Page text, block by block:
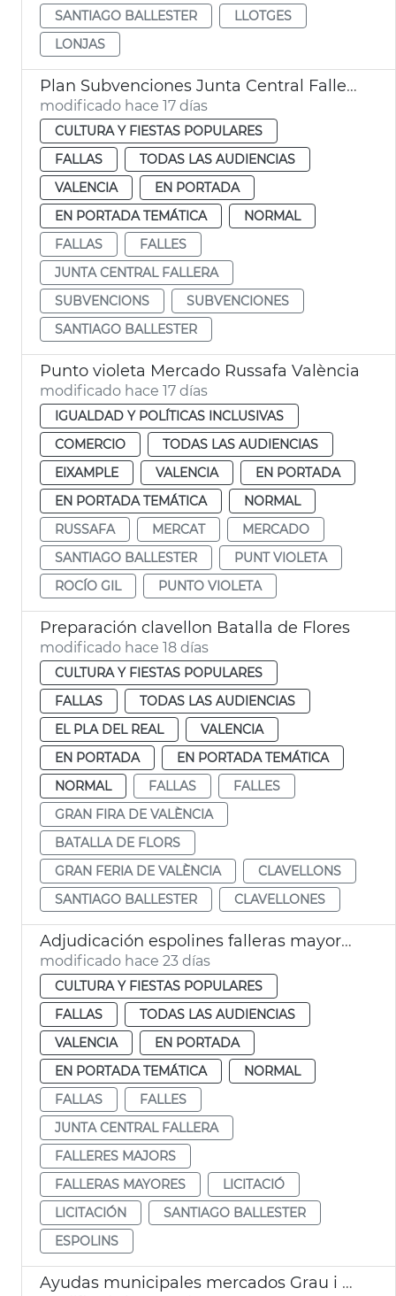
SANTIAGO BALLESTER
LLOTGES
LONJAS
Plan Subvenciones Junta Central Fallera València
modificado hace 17 días
CULTURA Y FIESTAS POPULARES
FALLAS
TODAS LAS AUDIENCIAS
VALENCIA
EN PORTADA
EN PORTADA TEMÁTICA
NORMAL
FALLAS
FALLES
JUNTA CENTRAL FALLERA
SUBVENCIONS
SUBVENCIONES
SANTIAGO BALLESTER
Punto violeta Mercado Russafa València
modificado hace 17 días
IGUALDAD Y POLÍTICAS INCLUSIVAS
COMERCIO
TODAS LAS AUDIENCIAS
EIXAMPLE
VALENCIA
EN PORTADA
EN PORTADA TEMÁTICA
NORMAL
RUSSAFA
MERCAT
MERCADO
SANTIAGO BALLESTER
PUNT VIOLETA
ROCÍO GIL
PUNTO VIOLETA
Preparación clavellon Batalla de Flores
modificado hace 18 días
CULTURA Y FIESTAS POPULARES
FALLAS
TODAS LAS AUDIENCIAS
EL PLA DEL REAL
VALENCIA
EN PORTADA
EN PORTADA TEMÁTICA
NORMAL
FALLAS
FALLES
GRAN FIRA DE VALÈNCIA
BATALLA DE FLORS
GRAN FERIA DE VALÈNCIA
CLAVELLONS
SANTIAGO BALLESTER
CLAVELLONES
Adjudicación espolines falleras mayores València 2027 y 2028
modificado hace 23 días
CULTURA Y FIESTAS POPULARES
FALLAS
TODAS LAS AUDIENCIAS
VALENCIA
EN PORTADA
EN PORTADA TEMÁTICA
NORMAL
FALLAS
FALLES
JUNTA CENTRAL FALLERA
FALLERES MAJORS
FALLERAS MAYORES
LICITACIÓ
LICITACIÓN
SANTIAGO BALLESTER
ESPOLINS
Ayudas municipales mercados Grau i Mossén Sorell València